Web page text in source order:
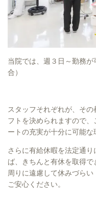
当院では、週３日～勤務
合）
スタッフそれぞれが、そ
フトを決められますので
ートの充実が十分に可能な
さらに有給休暇を法定通
ば、きちんと有休を取得で
周りに遠慮して休みづら
ご安心ください。